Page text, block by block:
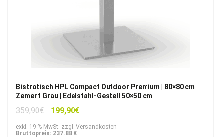
Bistrotisch HPL Compact Outdoor Premium | 80×80 cm
Zement Grau | Edelstahl-Gestell 50×50 cm
359,90€
Ursprünglicher
war:
199,90€Aktueller
ist:
exkl. 19 % MwSt. zzgl. Versandkosten
Bruttopreis: 237.88 €